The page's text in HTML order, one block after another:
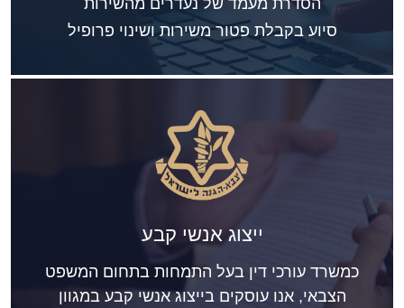
הסדרת מעמד של נעדרים מהשירות
סיוע בקבלת פטור משירות ושינוי פרופיל
ייצוג אנשי קבע
כמשרד עורכי דין בעל התמחות בתחום המשפט
הצבאי, אנו עוסקים בייצוג אנשי קבע במגוון